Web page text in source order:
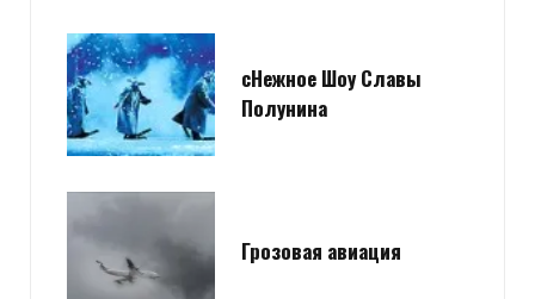
сНежное Шоу Славы
Полунина
Грозовая авиация